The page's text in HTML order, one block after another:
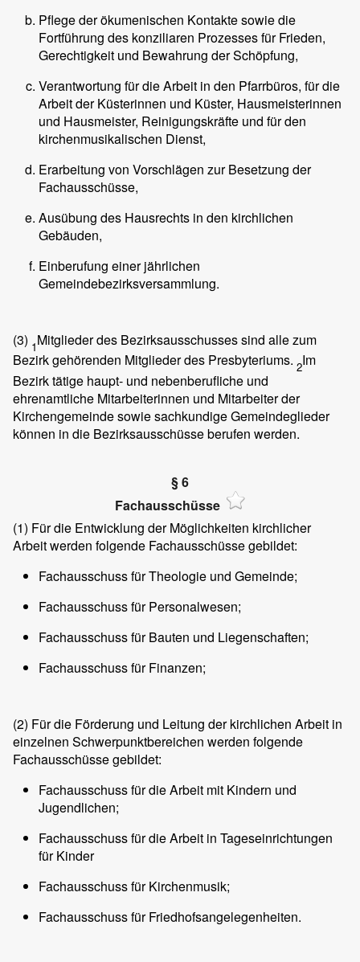
Pflege der ökumenischen Kontakte sowie die
Fortführung des konziliaren Prozesses für Frieden,
Gerechtigkeit und Bewahrung der Schöpfung,
Verantwortung für die Arbeit in den Pfarrbüros, für die
Arbeit der Küsterinnen und Küster, Hausmeisterinnen
und Hausmeister, Reinigungskräfte und für den
kirchenmusikalischen Dienst,
Erarbeitung von Vorschlägen zur Besetzung der
Fachausschüsse,
Ausübung des Hausrechts in den kirchlichen
Gebäuden,
Einberufung einer jährlichen
Gemeindebezirksversammlung.
(3) 1Mitglieder des Bezirksausschusses sind alle zum
Bezirk gehörenden Mitglieder des Presbyteriums. 2Im
Bezirk tätige haupt- und nebenberufliche und
ehrenamtliche Mitarbeiterinnen und Mitarbeiter der
Kirchengemeinde sowie sachkundige Gemeindeglieder
können in die Bezirksausschüsse berufen werden.
§ 6
Fachausschüsse
(1) Für die Entwicklung der Möglichkeiten kirchlicher
Arbeit werden folgende Fachausschüsse gebildet:
Fachausschuss für Theologie und Gemeinde;
Fachausschuss für Personalwesen;
Fachausschuss für Bauten und Liegenschaften;
Fachausschuss für Finanzen;
(2) Für die Förderung und Leitung der kirchlichen Arbeit in
einzelnen Schwerpunktbereichen werden folgende
Fachausschüsse gebildet:
Fachausschuss für die Arbeit mit Kindern und
Jugendlichen;
Fachausschuss für die Arbeit in Tageseinrichtungen
für Kinder
Fachausschuss für Kirchenmusik;
Fachausschuss für Friedhofsangelegenheiten.